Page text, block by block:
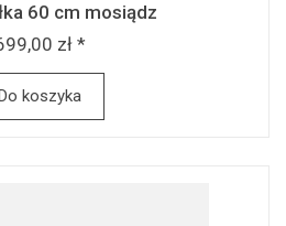
60 cm mosiądz
zł *
koszyka